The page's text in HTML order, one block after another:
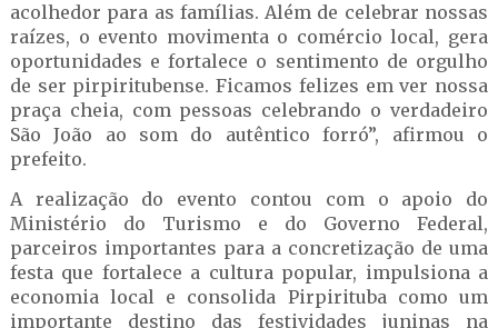
acolhedor para as famílias. Além de celebrar nossas
raízes, o evento movimenta o comércio local, gera
oportunidades e fortalece o sentimento de orgulho
de ser pirpiritubense. Ficamos felizes em ver nossa
praça cheia, com pessoas celebrando o verdadeiro
São João ao som do autêntico forró”, afirmou o
prefeito.
A realização do evento contou com o apoio do
Ministério do Turismo e do Governo Federal,
parceiros importantes para a concretização de uma
festa que fortalece a cultura popular, impulsiona a
economia local e consolida Pirpirituba como um
importante destino das festividades juninas na